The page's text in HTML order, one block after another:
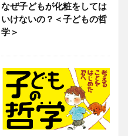
なぜ子どもが化粧をしては
いけないの？＜子どもの哲
学＞